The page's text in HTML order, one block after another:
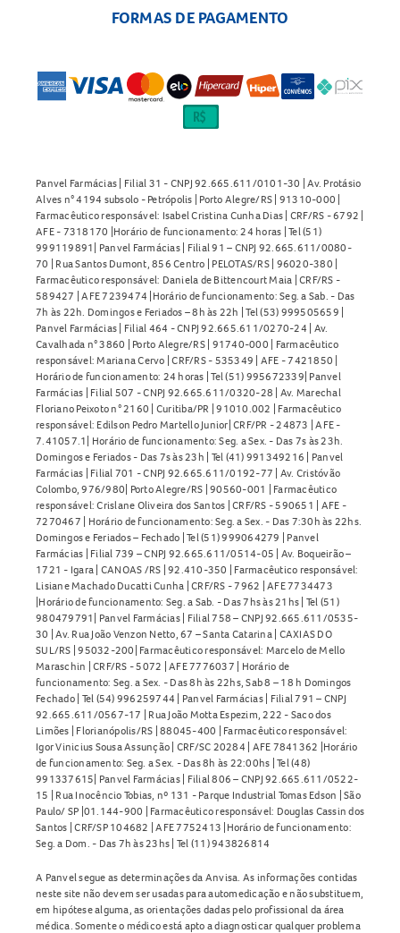
FORMAS DE PAGAMENTO
Panvel Farmácias | Filial 31 - CNPJ 92.665.611/0101-30 | Av. Protásio
Alves n° 4194 subsolo - Petrópolis | Porto Alegre/RS | 91310-000 |
Farmacêutico responsável: Isabel Cristina Cunha Dias | CRF/RS - 6792 |
AFE - 7318170 |Horário de funcionamento: 24 horas | Tel (51)
999119891| Panvel Farmácias | Filial 91 – CNPJ 92.665.611/0080-
70 | Rua Santos Dumont, 856 Centro | PELOTAS/RS | 96020-380 |
Farmacêutico responsável: Daniela de Bittencourt Maia | CRF/RS -
589427 | AFE 7239474 |Horário de funcionamento: Seg. a Sab. - Das
7h às 22h. Domingos e Feriados – 8h às 22h | Tel (53) 999505659 |
Panvel Farmácias | Filial 464 - CNPJ 92.665.611/0270-24 | Av.
Cavalhada n° 3860 | Porto Alegre/RS | 91740-000 | Farmacêutico
responsável: Mariana Cervo | CRF/RS - 535349 | AFE - 7421850 |
Horário de funcionamento: 24 horas | Tel (51) 995672339| Panvel
Farmácias | Filial 507 - CNPJ 92.665.611/0320-28 | Av. Marechal
Floriano Peixoto n° 2160 | Curitiba/PR | 91010.002 | Farmacêutico
responsável: Edilson Pedro Martello Junior| CRF/PR - 24873 | AFE -
7.41057.1| Horário de funcionamento: Seg. a Sex. - Das 7s às 23h.
Domingos e Feriados - Das 7s às 23h | Tel (41) 991349216 | Panvel
Farmácias | Filial 701 - CNPJ 92.665.611/0192-77 | Av. Cristóvão
Colombo, 976/980| Porto Alegre/RS | 90560-001 | Farmacêutico
responsável: Crislane Oliveira dos Santos | CRF/RS - 590651 | AFE -
7270467 | Horário de funcionamento: Seg. a Sex. - Das 7:30h às 22hs.
Domingos e Feriados – Fechado | Tel (51) 999064279 | Panvel
Farmácias | Filial 739 – CNPJ 92.665.611/0514-05 | Av. Boqueirão –
1721 - Igara | CANOAS /RS | 92.410-350 | Farmacêutico responsável:
Lisiane Machado Ducatti Cunha | CRF/RS - 7962 | AFE 7734473
|Horário de funcionamento: Seg. a Sab. - Das 7hs às 21hs | Tel (51)
980479791| Panvel Farmácias | Filial 758 – CNPJ 92.665.611/0535-
30 | Av. Rua João Venzon Netto, 67 – Santa Catarina | CAXIAS DO
SUL/RS | 95032-200| Farmacêutico responsável: Marcelo de Mello
Maraschin | CRF/RS - 5072 | AFE 7776037 | Horário de
funcionamento: Seg. a Sex. - Das 8h às 22hs, Sab 8 – 18 h Domingos
Fechado | Tel (54) 996259744 | Panvel Farmácias | Filial 791 – CNPJ
92.665.611/0567-17 | Rua João Motta Espezim, 222 - Saco dos
Limões | Florianópolis/RS | 88045-400 | Farmacêutico responsável:
Igor Vinicius Sousa Assunção | CRF/SC 20284 | AFE 7841362 |Horário
de funcionamento: Seg. a Sex. - Das 8h às 22:00hs | Tel (48)
991337615| Panvel Farmácias | Filial 806 – CNPJ 92.665.611/0522-
15 | Rua Inocêncio Tobias, nº 131 - Parque Industrial Tomas Edson | São
Paulo/ SP |01.144-900 | Farmacêutico responsável: Douglas Cassin dos
Santos | CRF/SP 104682 | AFE 7752413 |Horário de funcionamento:
Seg. a Dom. - Das 7h às 23hs | Tel (11) 943826814
A Panvel segue as determinações da Anvisa. As informações contidas
neste site não devem ser usadas para automedicação e não substituem,
em hipótese alguma, as orientações dadas pelo profissional da área
médica. Somente o médico está apto a diagnosticar qualquer problema